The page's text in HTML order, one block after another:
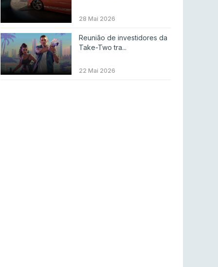
COUNTER-STRIKE 2 ago 2026
Setembro recheado de LANs em Portugal
COUNTER-STRIKE 1 ago 2026
Betclic renova parceria com a RTP Arena para
a época 2026/27
28 Mai 2026
Reunião de investidores da
Take-Two tra...
22 Mai 2026